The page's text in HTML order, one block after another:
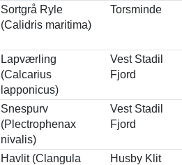
Sortgrå Ryle
(Calidris maritima)
Torsminde
Lapværling
(Calcarius
lapponicus)
Vest Stadil
Fjord
Snespurv
(Plectrophenax
nivalis)
Vest Stadil
Fjord
Havlit (Clangula
Husby Klit